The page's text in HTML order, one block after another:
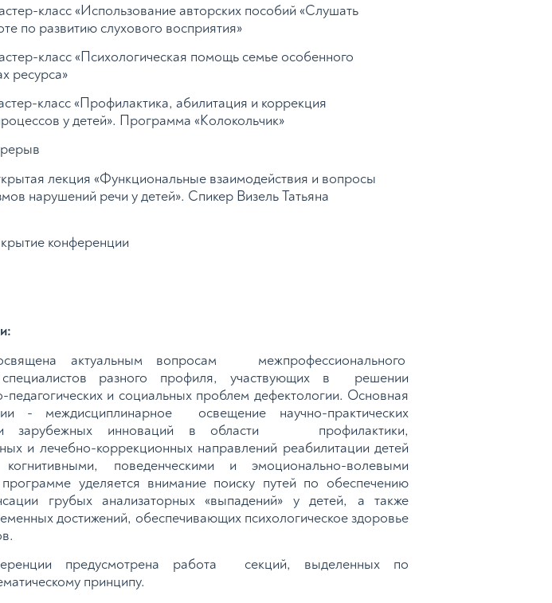
класс «Использование авторских пособий «Слушать
по развитию слухового восприятия»
класс «Психологическая помощь семье особенного
ресурса»
класс «Профилактика, абилитация и коррекция
у детей». Программа «Колокольчик»
лекция «Функциональные взаимодействия и вопросы
нарушений речи у детей». Спикер Визель Татьяна
конференции
актуальным вопросам межпрофессионального
специалистов разного профиля, участвующих в решении
педагогических и социальных проблем дефектологии. Основная
- междисциплинарное освещение научно-практических
и зарубежных инноваций в области профилактики,
и лечебно-коррекционных направлений реабилитации детей
поведенческими и эмоционально-волевыми
уделяется внимание поиску путей по обеспечению
грубых анализаторных «выпадений» у детей, а также
достижений, обеспечивающих психологическое здоровье
предусмотрена работа секций, выделенных по
принципу.